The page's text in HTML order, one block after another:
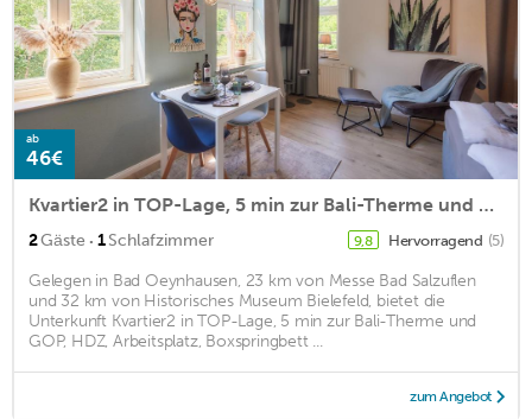
ab
46€
Kvartier2 in TOP-Lage, 5 min zur Bali-Therme und GOP, HDZ, Arbeitsplatz, Boxspringbett
2Gäste · 1Schlafzimmer 9,8 Hervorragend (5)
Gelegen in Bad Oeynhausen, 23 km von Messe Bad Salzuflen
und 32 km von Historisches Museum Bielefeld, bietet die
Unterkunft Kvartier2 in TOP-Lage, 5 min zur Bali-Therme und
GOP, HDZ, Arbeitsplatz, Boxspringbett ...
zum Angebot